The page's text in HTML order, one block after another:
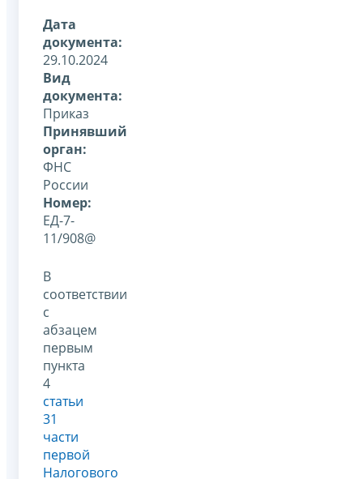
Дата
документа:
29.10.2024
Вид
документа:
Приказ
Принявший
орган:
ФНС
России
Номер:
ЕД-7-
11/908@
В
соответствии
с
абзацем
первым
пункта
4
статьи
31
части
первой
Налогового